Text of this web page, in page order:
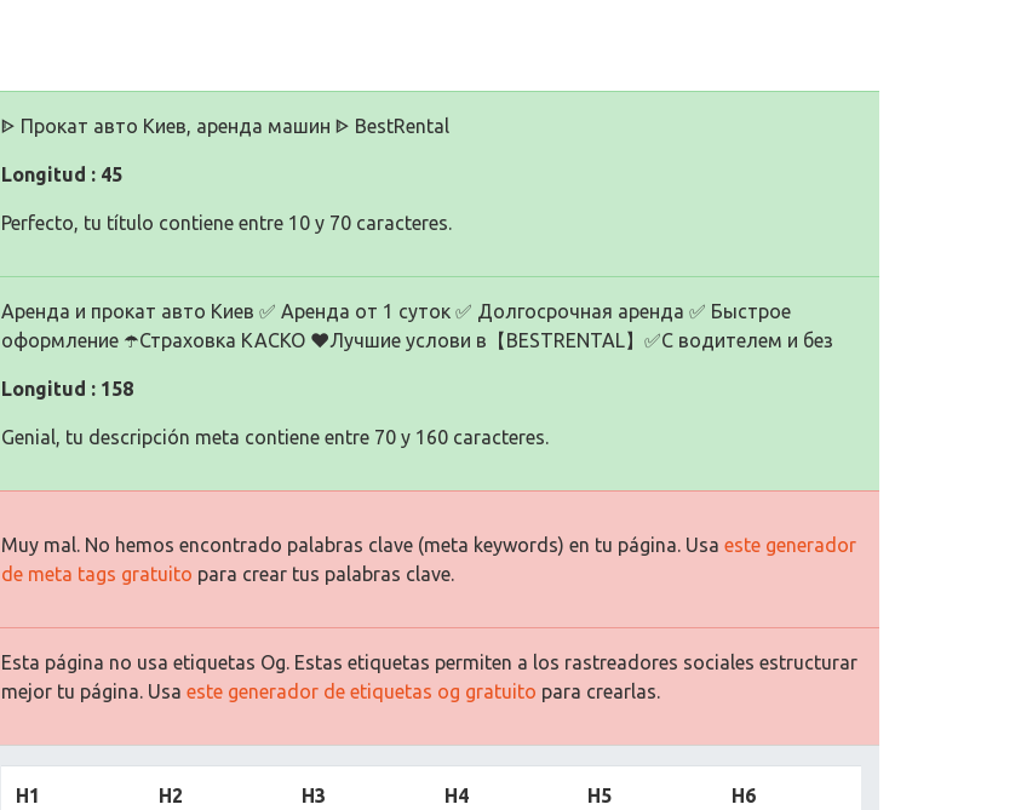
ᐈ Прокат авто Киев, аренда машин ᐈ BestRental
Longitud : 45
Perfecto, tu título contiene entre 10 y 70 caracteres.
Аренда и прокат авто Киев ✅️ Аренда от 1 суток ✅️ Долгосрочная аренда ✅️ Быстрое
оформление ☂️Страховка КАСКО ❤️Лучшие услови в【BESTRENTAL】✅️С водителем и без
Longitud : 158
Genial, tu descripción meta contiene entre 70 y 160 caracteres.
Muy mal. No hemos encontrado palabras clave (meta keywords) en tu página. Usa este generador
de meta tags gratuito para crear tus palabras clave.
Esta página no usa etiquetas Og. Estas etiquetas permiten a los rastreadores sociales estructurar
mejor tu página. Usa este generador de etiquetas og gratuito para crearlas.
H1 H2 H3 H4 H5 H6